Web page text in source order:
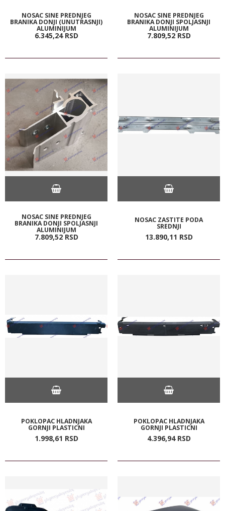
NOSAC SINE PREDNJEG
BRANIKA DONJI (UNUTRASNJI)
ALUMINIJUM
6.345,24 RSD
NOSAC SINE PREDNJEG
BRANIKA DONJI SPOLJASNJI
ALUMINIJUM
7.809,52 RSD
NOSAC SINE PREDNJEG
BRANIKA DONJI SPOLJASNJI
ALUMINIJUM
7.809,52 RSD
NOSAC ZASTITE PODA
SREDNJI
13.890,11 RSD
POKLOPAC HLADNJAKA
GORNJI PLASTICNI
1.998,61 RSD
POKLOPAC HLADNJAKA
GORNJI PLASTICNI
4.396,94 RSD